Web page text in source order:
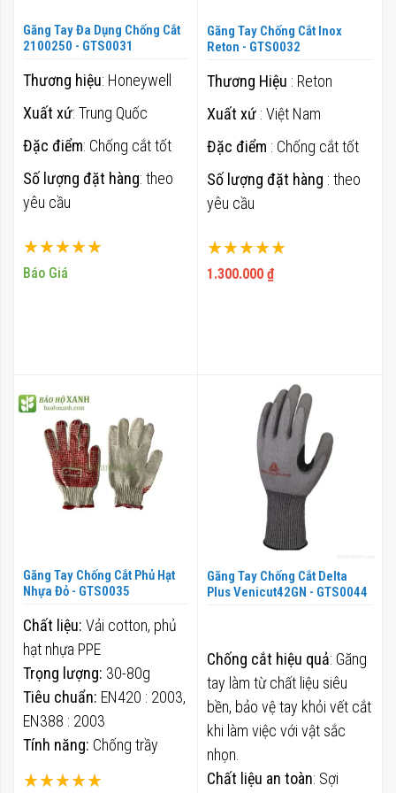
Găng Tay Đa Dụng Chống Cắt
2100250 - GTS0031
Xếp hạng:
100%
Báo Giá
Thương hiệu: Honeywell
Xuất xứ: Trung Quốc
Đặc điểm: Chống cắt tốt
Số lượng đặt hàng: theo
yêu cầu
Găng Tay Chống Cắt Inox
Reton - GTS0032
Xếp hạng:
100%
1.300.000 ₫
Thương Hiệu : Reton
Xuất xứ : Việt Nam
Đặc điểm : Chống cắt tốt
Số lượng đặt hàng : theo
yêu cầu
Găng Tay Chống Cắt Phủ Hạt
Nhựa Đỏ - GTS0035
Xếp hạng:
Chất liệu: Vải cotton, phủ
hạt nhựa PPE
Trọng lượng: 30-80g
Tiêu chuẩn: EN420 : 2003,
EN388 : 2003
Tính năng: Chống trầy
xước tay, chống trơn,
Găng Tay Chống Cắt Delta
Plus Venicut42GN - GTS0044
Chống cắt hiệu quả: Găng
tay làm từ chất liệu siêu
bền, bảo vệ tay khỏi vết cắt
khi làm việc với vật sắc
nhọn.
Chất liệu an toàn: Sợi